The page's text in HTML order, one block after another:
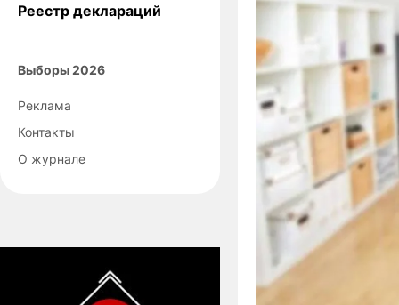
Реестр деклараций
Выборы 2026
Реклама
Контакты
О журнале